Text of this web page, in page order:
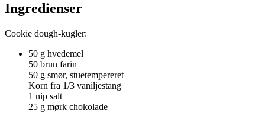
Ingredienser
Cookie dough-kugler:
50 g hvedemel
50 brun farin
50 g smør, stuetempereret
Korn fra 1/3 vaniljestang
1 nip salt
25 g mørk chokolade